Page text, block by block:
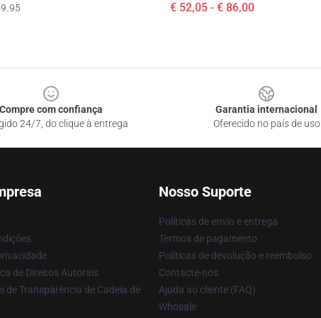
€ 52,05 - € 86,00
Compre com confiança
24/7, do clique à entrega
Garantia internacional
Oferecido no país de uso
de Direitos Autorais
de Transparência de Cadeia de
Nosso Suporte
Políticas de envio e entrega
Termos de pagamento
Políticas de devolução e reembolso
Contacte-nos
Ajuda ao cliente (FAQ)
Whosale